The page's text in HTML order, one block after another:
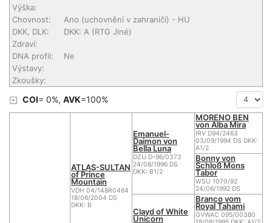
Výška:
Chovnost:
Ano (uchovnění v zahraničí) - HU
DKK, DLK:
DKK: A (RTG Jiné)
Zdraví:
DNA profil:
Ne
Výstavy:
Zkoušky:
COI= 0%, AVK=100%
ATLAS-SULTAN
of Prince
Mountain
VDH 04/148R0464
18/06/2004 DS
DKK: B
Emanuel-
Daimon von
Bella Luna
DZU D-96/0373
24/08/1996 DS
DKK: B1/2
MORENO BEN
von Alba Mira
IRV D94/2463
03/09/1994 DS DKK:
A1/2
Bonny von
Schloß Mons
Tabor
WSU 1070/92
24/06/1992 DS
Clayd of White
Unicorn
Branco vom
Royal Tahami
GVWAC 095/00380